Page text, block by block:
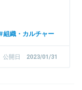
組織・カルチャー
公開日 2023/01/31